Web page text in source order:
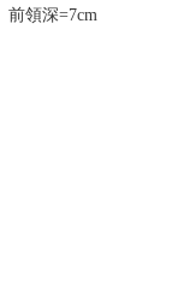
前領深=7cm